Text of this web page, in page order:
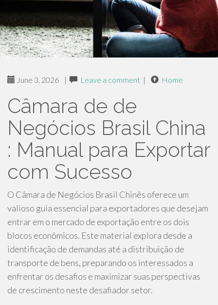
June 3, 2026 | Leave a comment | Home
Câmara de de
Negócios Brasil China
: Manual para Exportar
com Sucesso
O Câmara de Negócios Brasil Chinês oferece um
valioso guia essencial para exportadores que desejam
entrar em o mercado de exportação entre os dois
blocos econômicos. Este material explora desde a
identificação de demandas até a distribuição de
transporte de bens, preparando os interessados a
enfrentar os desafios e maximizar suas perspectivas
de crescimento neste desafiador setor.